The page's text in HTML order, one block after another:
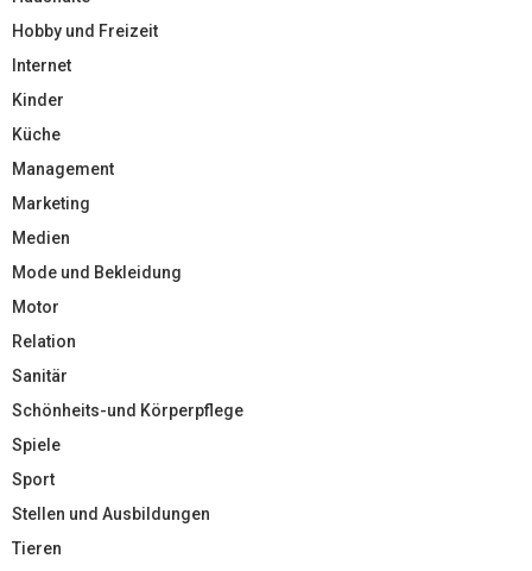
Hobby und Freizeit
Internet
Kinder
Küche
Management
Marketing
Medien
Mode und Bekleidung
Motor
Relation
Sanitär
Schönheits-und Körperpflege
Spiele
Sport
Stellen und Ausbildungen
Tieren